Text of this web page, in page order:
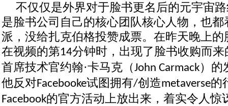
不仅仅是外界对于脸书更名后的元宇宙
是脸书公司自己的核心团队核心人物，也
派，没给扎克伯格投赞成票。在昨天晚上
在视频的第14分钟时，出现了脸书收购而来
首席技术官约翰·卡马克（John Carmack）的
他反对Facebooke试图拥有/创造metaverse的
Facebook的官方活动上放出来，着实令人惊